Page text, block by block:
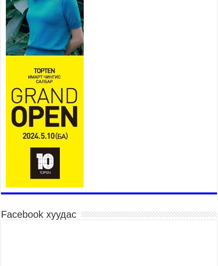
Үндэсний их баяр наадам эхэллээ
2026 оны 7 сар 15 / 11 цаг 14 минут
Үер усны аюулаас сэргийлж, нийслэлийн Онцгой
байдлын газрын 162 алба хаагч үүрэг гүйцэтгэж
байна
2026 оны 7 сар 15 / 11 цаг 07 минут
Үндэсний их сурын харваанд 850 харваач цэц
мэргэнээ сорьж байна
2026 оны 7 сар 15 / 11 цаг 03 минут
Төв цэнгэлдэхийн эргэн тойронд
2026 оны 7 сар 15 / 10 цаг 58 минут
Үндэсний их баяр наадмын шагайн харваа
насанд хүрэгчдийн багийн харваагаар
үргэлжилж байна
2026 оны 7 сар 15 / 10 цаг 52 минут
Үндэсний их баяр наадмын хүчит бөхийн
барилдаан эхэллээ
2026 оны 7 сар 15 / 10 цаг 46 минут
Үндэсний хувцасны өдрийг тохиолдуулан
“Дээлтэй монгол наадам” боллоо
Facebook хуудас